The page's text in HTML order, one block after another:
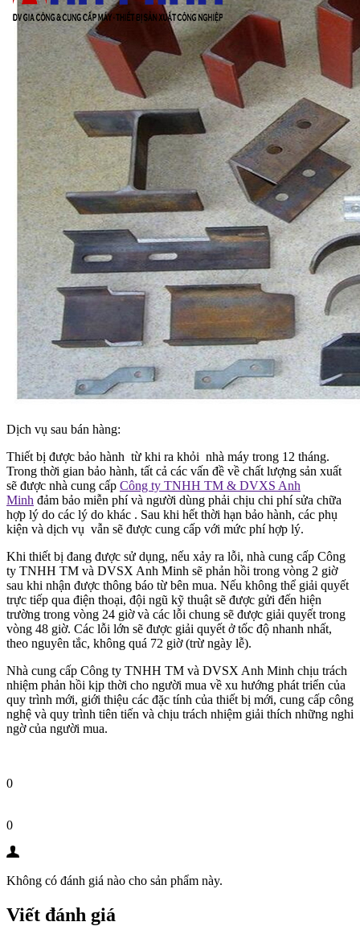
Dịch vụ sau bán hàng:
Thiết bị được bảo hành từ khi ra khỏi nhà máy trong 12 tháng.
Trong thời gian bảo hành, tất cả các vấn đề về chất lượng sản xuất
sẽ được nhà cung cấp Công ty TNHH TM & DVXS Anh
Minh đảm bảo miễn phí và người dùng phải chịu chi phí sửa chữa
hợp lý do các lý do khác . Sau khi hết thời hạn bảo hành, các phụ
kiện và dịch vụ vẫn sẽ được cung cấp với mức phí hợp lý.
Khi thiết bị đang được sử dụng, nếu xảy ra lỗi, nhà cung cấp Công
ty TNHH TM và DVSX Anh Minh sẽ phản hồi trong vòng 2 giờ
sau khi nhận được thông báo từ bên mua. Nếu không thể giải quyết
trực tiếp qua điện thoại, đội ngũ kỹ thuật sẽ được gửi đến hiện
trường trong vòng 24 giờ và các lỗi chung sẽ được giải quyết trong
vòng 48 giờ. Các lỗi lớn sẽ được giải quyết ở tốc độ nhanh nhất,
theo nguyên tắc, không quá 72 giờ (trừ ngày lễ).
Nhà cung cấp Công ty TNHH TM và DVSX Anh Minh chịu trách
nhiệm phản hồi kịp thời cho người mua về xu hướng phát triển của
quy trình mới, giới thiệu các đặc tính của thiết bị mới, cung cấp công
nghệ và quy trình tiên tiến và chịu trách nhiệm giải thích những nghi
ngờ của người mua.
0
0
Không có đánh giá nào cho sản phẩm này.
Viết đánh giá